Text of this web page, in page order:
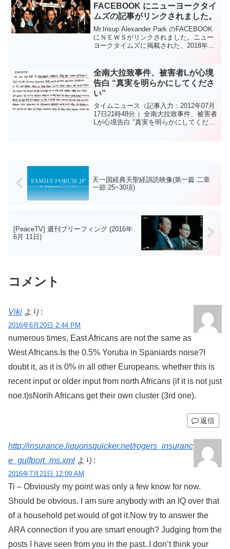
FACEBOOK にニューヨークタイ
ムズの記事がリンクされました。
Mr.Insup Alexander Park のFACEBOOK
にＮＥＷＳがリンクされました。ニュー
ヨークタイムズに掲載された、2018年冬
Oly...
全南大拉致事件、被害者Lが心境
告白 “真実を明らかにしてくださ
い”
タイムニュース（記事入力：2012年07月
17日21時48分 ）全南大拉致事件、被害者
Lが心境告白 "真実を明らかにしてくださ
天一国経典天聖経訓読映像(第一篇 二章
一節 25~30項)
[PeaceTV] 週刊ブリーフィング (2016年
6月 11日)
コメント
Viki より:
2016年6月20日 2:44 PM
numerous times, East Africans are not the same as
West Africans.Is the 0.5% Yoruba in Spaniards noise?I
doubt it, as it is 0% in all other Europeans. whether this is
recent input or older input from north Africans (if it is not just
noe.t)sNorih Africans get their own cluster (3rd one).
返信
http://insurance.liquorisquicker.net/rogers_insuranc
e_gulfport_ms.xml より:
2016年7月21日 12:09 AM
Ti – Obviously my point was only a few know for now.
Should be obvious. I am sure anybody with an IQ over that
of a household pet would of got it.Now try to answer the
ARA connection if you are smart enough? Judging from the
posts I have seen from you in the past..I don’t think your